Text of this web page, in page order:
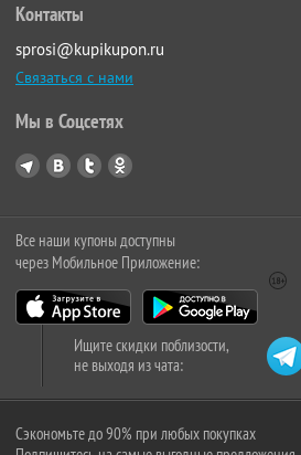
Контакты
sprosi@kupikupon.ru
Связаться с нами
Мы в Соцсетях
Все наши купоны доступны
через Мобильное Приложение:
Ищите скидки поблизости,
не выходя из чата:
Сэкономьте до 90% при любых покупках